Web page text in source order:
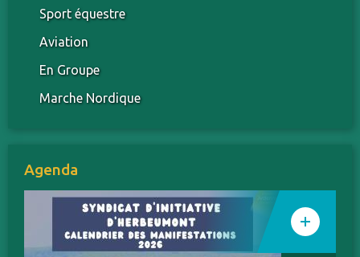
Sport équestre
Aviation
En Groupe
Marche Nordique
Agenda